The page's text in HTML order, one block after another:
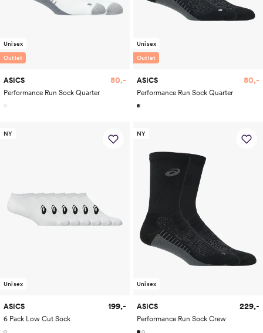
Unisex
Outlet
ASICS
Performance Run Sock Quarter
80,-
Unisex
Outlet
ASICS
Performance Run Sock Quarter
80,-
NY
Unisex
ASICS
6 Pack Low Cut Sock
199,-
NY
Unisex
ASICS
Performance Run Sock Crew
229,-